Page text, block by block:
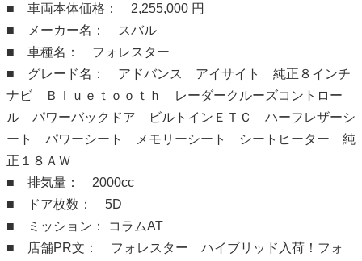
■ 車両本体価格： 2,255,000 円
■ メーカー名： スバル
■ 車種名： フォレスター
■ グレード名： アドバンス アイサイト 純正８インチ
ナビ Ｂｌｕｅｔｏｏｔｈ レーダークルーズコントロー
ル パワーバックドア ビルトインＥＴＣ ハーフレザーシ
ート パワーシート メモリーシート シートヒーター 純
正１８ＡＷ
■ 排気量： 2000cc
■ ドア枚数： 5D
■ ミッション： コラムAT
■ 店舗PR文： フォレスター ハイブリッド入荷！フォ